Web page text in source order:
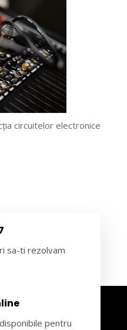
circuitelor electronice
sa-ti rezolvam
pentru